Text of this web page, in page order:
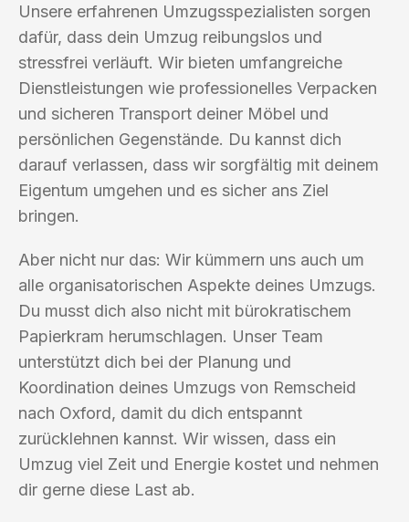
Unsere erfahrenen Umzugsspezialisten sorgen
dafür, dass dein Umzug reibungslos und
stressfrei verläuft. Wir bieten umfangreiche
Dienstleistungen wie professionelles Verpacken
und sicheren Transport deiner Möbel und
persönlichen Gegenstände. Du kannst dich
darauf verlassen, dass wir sorgfältig mit deinem
Eigentum umgehen und es sicher ans Ziel
bringen.
Aber nicht nur das: Wir kümmern uns auch um
alle organisatorischen Aspekte deines Umzugs.
Du musst dich also nicht mit bürokratischem
Papierkram herumschlagen. Unser Team
unterstützt dich bei der Planung und
Koordination deines Umzugs von Remscheid
nach Oxford, damit du dich entspannt
zurücklehnen kannst. Wir wissen, dass ein
Umzug viel Zeit und Energie kostet und nehmen
dir gerne diese Last ab.